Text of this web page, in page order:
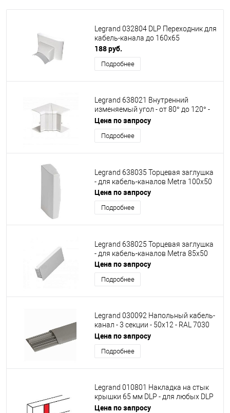
Legrand 032804 DLP Переходник для
кабель-канала до 160х65
188 руб.
Подробнее
Legrand 638021 Внутренний
изменяемый угол - от 80° до 120° -
для кабель-каналов Metra 85x50
Цена по запросу
Подробнее
Legrand 638035 Торцевая заглушка
- для кабель-каналов Metra 100x50
Цена по запросу
Подробнее
Legrand 638025 Торцевая заглушка
- для кабель-каналов Metra 85x50
Цена по запросу
Подробнее
Legrand 030092 Напольный кабель-
канал - 3 секции - 50x12 - RAL 7030
(2м)
Цена по запросу
Подробнее
Legrand 010801 Накладка на стык
крышки 65 мм DLP - для любых DLP
- секционируемая - белая
Цена по запросу